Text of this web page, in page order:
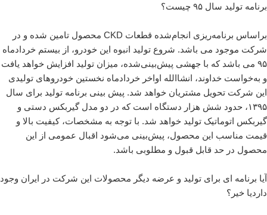
برنامه تولید سال ۹۵ چیست؟
براساس برنامه‌ریزی انجام‌شده قطعات CKD محصول تامین شده و در
شرکت موجود می باشد. شروع تولید انبوه این خودرو، از بیستم خردادماه
۹۵ می باشد که با جهشی پیش‌بینی‌شده، میزان تولید افزایش خواهد یافت
و به‌خواست خداوند، انشاالله اواخر خردادماه نخستین خودروهای تولیدی
این شرکت تحویل مشتریان خواهد شد. پیش بینی برنامه تولید برای سال
۱۳۹۵، حدود شش هزار دستگاه است که در دو مدل گیربکس دستی و
گیربکس اتوماتیک تولید خواهد شد. با توجه به مشخصات، کیفیت بالا و
قیمت مناسب این محصول، پیش‌بینی می‌شود اقبال عمومی از این
محصول در حد قابل قبول و مطلوبی باشد.
آیا برنامه ای برای تولید و عرضه دیگر محصولات این شرکت در ایران وجود
داردیا خیر؟